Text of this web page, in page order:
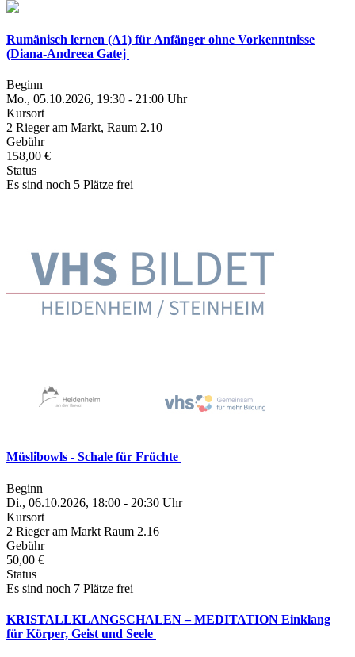
Rumänisch lernen (A1) für Anfänger ohne Vorkenntnisse
(Diana-Andreea Gatej
Beginn
Mo., 05.10.2026, 19:30 - 21:00 Uhr
Kursort
2 Rieger am Markt, Raum 2.10
Gebühr
158,00 €
Status
Es sind noch 5 Plätze frei
Müslibowls - Schale für Früchte
Beginn
Di., 06.10.2026, 18:00 - 20:30 Uhr
Kursort
2 Rieger am Markt Raum 2.16
Gebühr
50,00 €
Status
Es sind noch 7 Plätze frei
KRISTALLKLANGSCHALEN – MEDITATION Einklang
für Körper, Geist und Seele